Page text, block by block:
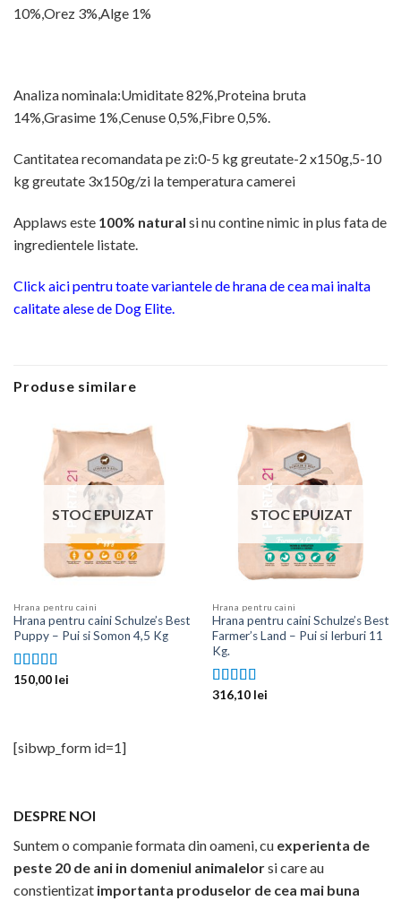
10%,Orez 3%,Alge 1%
Analiza nominala:Umiditate 82%,Proteina bruta
14%,Grasime 1%,Cenuse 0,5%,Fibre 0,5%.
Cantitatea recomandata pe zi:0-5 kg greutate-2 x150g,5-10
kg greutate 3x150g/zi la temperatura camerei
Applaws este 100% natural si nu contine nimic in plus fata de
ingredientele listate.
Click aici pentru toate variantele de hrana de cea mai inalta
calitate alese de Dog Elite.
Produse similare
STOC EPUIZAT
Hrana pentru caini
Hrana pentru caini Schulze’s Best
Puppy – Pui si Somon 4,5 Kg
Evaluat la
150,00 lei
STOC EPUIZAT
Hrana pentru caini
Hrana pentru caini Schulze’s Best
Farmer’s Land – Pui si Ierburi 11
Kg.
Evaluat la
316,10 lei
[sibwp_form id=1]
DESPRE NOI
Suntem o companie formata din oameni, cu experienta de
peste 20 de ani in domeniul animalelorsi care au
constientizat importanta produselor de cea mai buna